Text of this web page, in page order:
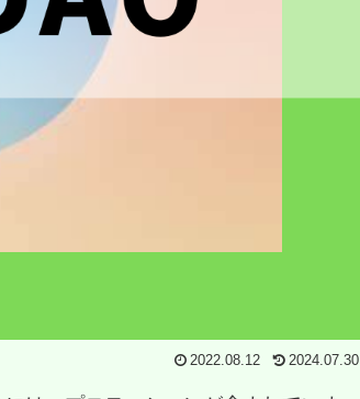
2022.08.12 2024.07.30